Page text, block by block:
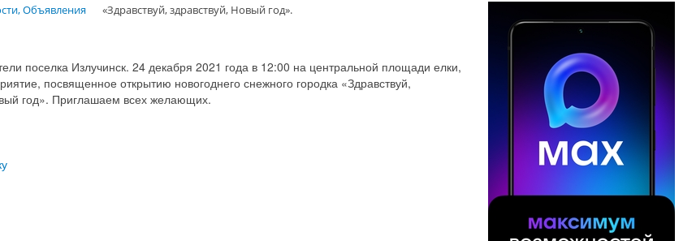
Объявления «Здравствуй, здравствуй, Новый год».
поселка Излучинск. 24 декабря 2021 года в 12:00 на центральной площади елки,
посвященное открытию новогоднего снежного городка «Здравствуй,
год». Приглашаем всех желающих.